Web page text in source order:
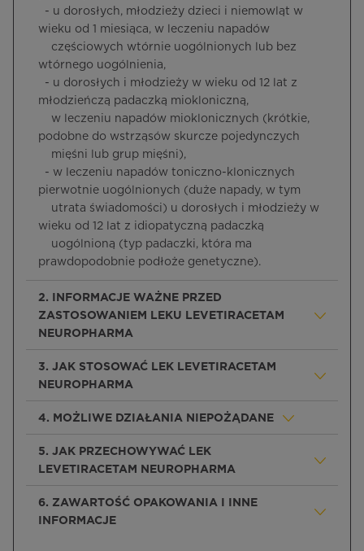
- u dorosłych, młodzieży dzieci i niemowląt w
wieku od 1 miesiąca, w leczeniu napadów
częściowych wtórnie uogólnionych lub bez
wtórnego uogólnienia,
- u dorosłych i młodzieży w wieku od 12 lat z
młodzieńczą padaczką miokloniczną,
w leczeniu napadów mioklonicznych (krótkie,
podobne do wstrząsów skurcze pojedynczych
mięśni lub grup mięśni),
- w leczeniu napadów toniczno-klonicznych
pierwotnie uogólnionych (duże napady, w tym
utrata świadomości) u dorosłych i młodzieży w
wieku od 12 lat z idiopatyczną padaczką
uogólnioną (typ padaczki, która ma
prawdopodobnie podłoże genetyczne).
2. INFORMACJE WAŻNE PRZED
ZASTOSOWANIEM LEKU LEVETIRACETAM
NEUROPHARMA
3. JAK STOSOWAĆ LEK LEVETIRACETAM
NEUROPHARMA
4. MOŻLIWE DZIAŁANIA NIEPOŻĄDANE
5. JAK PRZECHOWYWAĆ LEK
LEVETIRACETAM NEUROPHARMA
6. ZAWARTOŚĆ OPAKOWANIA I INNE
INFORMACJE